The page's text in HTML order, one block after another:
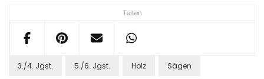
Teilen
3./4. Jgst. 5./6. Jgst. Holz Sägen